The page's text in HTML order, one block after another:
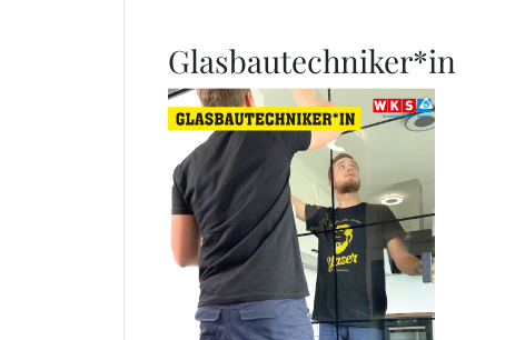
Glasbautechniker*in